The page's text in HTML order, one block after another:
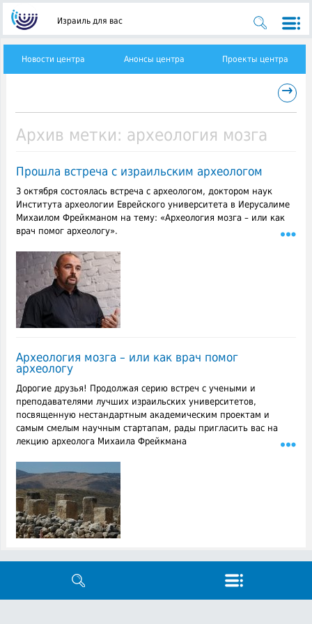
Израиль для вас
Новости центра Анонсы центра Проекты центра
→
Архив метки: археология мозга
Прошла встреча с израильским археологом
3 октября состоялась встреча с археологом, доктором наук
Института археологии Еврейского университета в Иерусалиме
Михаилом Фрейкманом на тему: «Археология мозга – или как
врач помог археологу».
Археология мозга – или как врач помог
археологу
Дорогие друзья! Продолжая серию встреч с учеными и
преподавателями лучших израильских университетов,
посвященную нестандартным академическим проектам и
самым смелым научным стартапам, рады пригласить вас на
лекцию археолога Михаила Фрейкмана